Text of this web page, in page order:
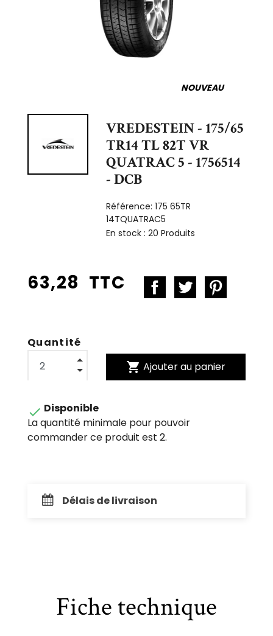
NOUVEAU
VREDESTEIN - 175/65
TR14 TL 82T VR
QUATRAC 5 - 1756514
- DCB
Référence:175 65TR
14TQUATRAC5
En stock :20 Produits
63,28 TTC
Quantité
shopping_cart Ajouter au panier
 Disponible
La quantité minimale pour pouvoir
commander ce produit est 2.
Délais de livraison
Fiche technique